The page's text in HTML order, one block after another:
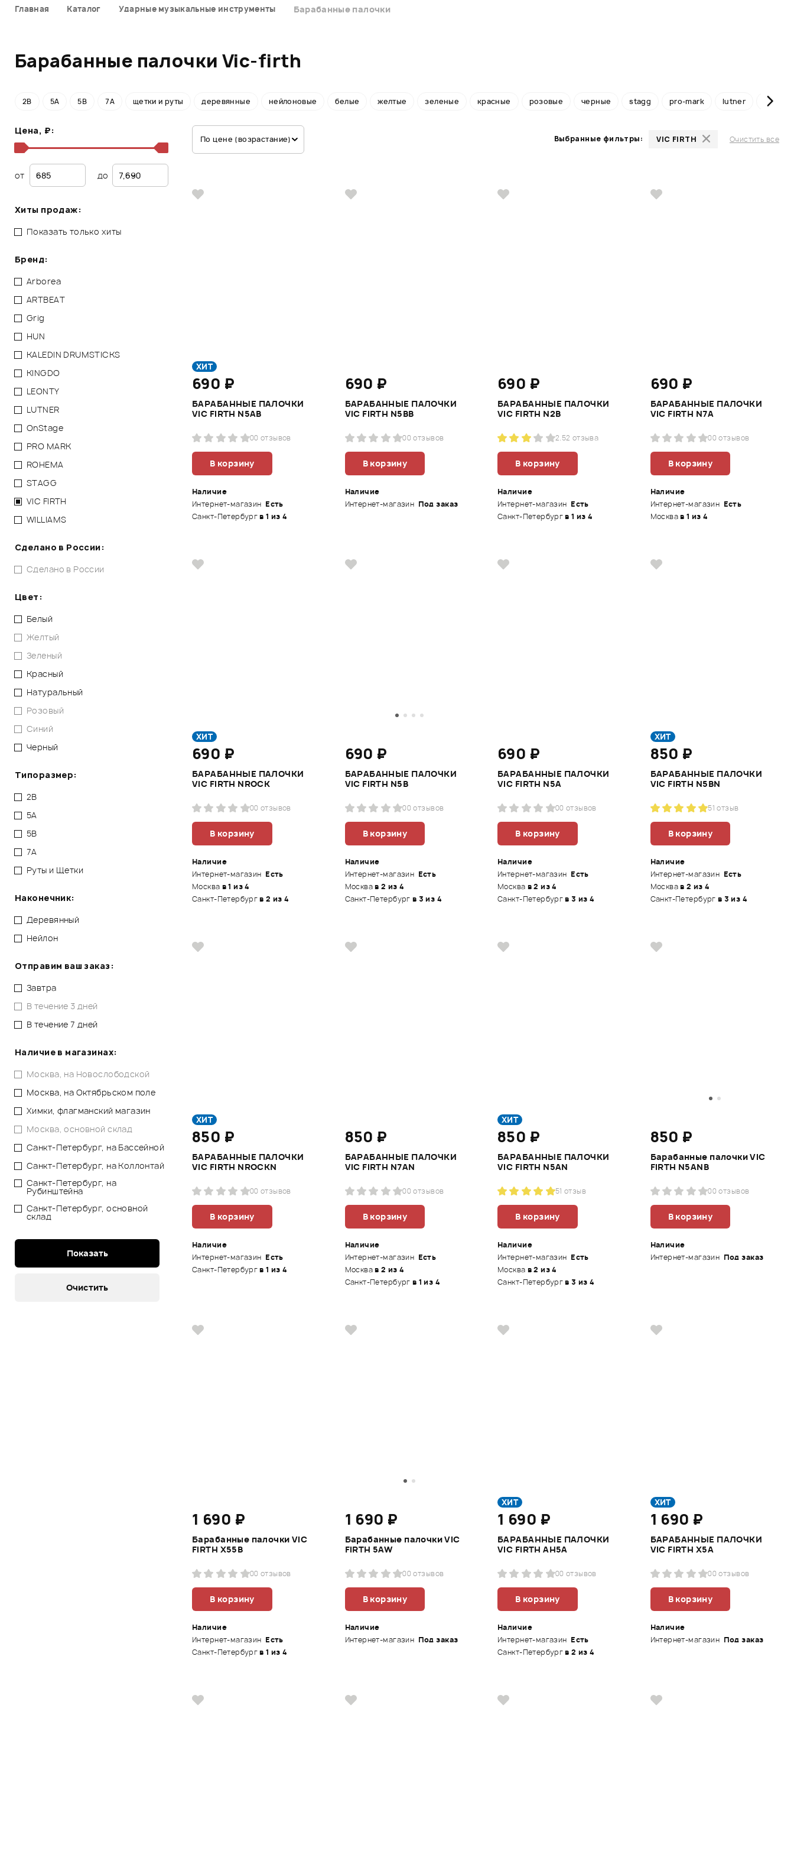
Главная Каталог Ударные музыкальные инструменты Барабанные палочки
Барабанные палочки Vic-firth
2B 5A 5B 7A щетки и руты деревянные нейлоновые белые желтые зеленые красные розовые черные stagg pro-mark lutner leonty
Цена, ₽:
от до
Хиты продаж:
Показать только хиты
Бренд:
Arborea
ARTBEAT
Grig
HUN
KALEDIN DRUMSTICKS
KINGDO
LEONTY
LUTNER
OnStage
PRO MARK
ROHEMA
STAGG
VIC FIRTH
WILLIAMS
Сделано в России:
Сделано в России
Цвет:
Белый
Желтый
Зеленый
Красный
Натуральный
Розовый
Синий
Черный
Типоразмер:
2B
5A
5B
7A
Руты и Щетки
Наконечник:
Деревянный
Нейлон
Отправим ваш заказ:
Завтра
В течение 3 дней
В течение 7 дней
Наличие в магазинах:
Москва, на Новослободской
Москва, на Октябрьском поле
Химки, флагманский магазин
Москва, основной склад
Санкт-Петербург, на Бассейной
Санкт-Петербург, на Коллонтай
Санкт-Петербург, на
Рубинштейна
Санкт-Петербург, основной
склад
По цене (возрастание) Выбранные фильтры: VIC FIRTH Очистить все
ХИТ
690 ₽
БАРАБАННЫЕ ПАЛОЧКИ
VIC FIRTH N5AB
00 отзывов
В корзину
Наличие
Интернет-магазин Есть
Санкт-Петербургв 1 из 4
690 ₽
БАРАБАННЫЕ ПАЛОЧКИ
VIC FIRTH N5BB
00 отзывов
В корзину
Наличие
Интернет-магазин Под заказ
690 ₽
БАРАБАННЫЕ ПАЛОЧКИ
VIC FIRTH N2B
2.52 отзыва
В корзину
Наличие
Интернет-магазин Есть
Санкт-Петербургв 1 из 4
690 ₽
БАРАБАННЫE ПАЛОЧКИ
VIC FIRTH N7A
00 отзывов
В корзину
Наличие
Интернет-магазин Есть
Москвав 1 из 4
ХИТ
690 ₽
БАРАБАННЫЕ ПАЛОЧКИ
VIC FIRTH NROCK
00 отзывов
В корзину
Наличие
Интернет-магазин Есть
Москва в 1 из 4
Санкт-Петербургв 2 из 4
690 ₽
БАРАБАННЫE ПАЛОЧКИ
VIC FIRTH N5B
00 отзывов
В корзину
Наличие
Интернет-магазин Есть
Москвав 2 из 4
Санкт-Петербург в 3 из 4
690 ₽
БАРАБАННЫE ПАЛОЧКИ
VIC FIRTH N5A
00 отзывов
В корзину
Наличие
Интернет-магазин Есть
Москва в 2 из 4
Санкт-Петербургв 3 из 4
ХИТ
850 ₽
БАРАБАННЫЕ ПАЛОЧКИ
VIC FIRTH N5BN
51 отзыв
В корзину
Наличие
Интернет-магазин Есть
Москвав 2 из 4
Санкт-Петербург в 3 из 4
ХИТ
850 ₽
БАРАБАННЫЕ ПАЛОЧКИ
VIC FIRTH NROCKN
00 отзывов
В корзину
Наличие
Интернет-магазин Есть
Санкт-Петербургв 1 из 4
850 ₽
БАРАБАННЫE ПАЛОЧКИ
VIC FIRTH N7AN
00 отзывов
В корзину
Наличие
Интернет-магазин Есть
Москвав 2 из 4
Санкт-Петербург в 1 из 4
ХИТ
850 ₽
БАРАБАННЫE ПАЛОЧКИ
VIC FIRTH N5AN
51 отзыв
В корзину
Наличие
Интернет-магазин Есть
Москва в 2 из 4
Санкт-Петербургв 3 из 4
850 ₽
Барабанные палочки VIC
FIRTH N5ANB
00 отзывов
В корзину
Наличие
Интернет-магазин Под заказ
1 690 ₽
Барабанные палочки VIC
FIRTH X55B
00 отзывов
В корзину
Наличие
Интернет-магазин Есть
Санкт-Петербургв 1 из 4
1 690 ₽
Барабанные палочки VIC
FIRTH 5AW
00 отзывов
В корзину
Наличие
Интернет-магазин Под заказ
ХИТ
1 690 ₽
БАРАБАННЫE ПАЛОЧКИ
VIC FIRTH AH5A
00 отзывов
В корзину
Наличие
Интернет-магазин Есть
Санкт-Петербургв 2 из 4
ХИТ
1 690 ₽
БАРАБАННЫЕ ПАЛОЧКИ
VIC FIRTH X5A
00 отзывов
В корзину
Наличие
Интернет-магазин Под заказ